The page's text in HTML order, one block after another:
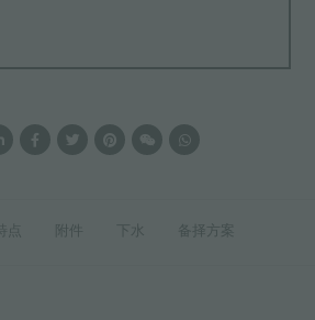
特点 附件 下水 备择方案